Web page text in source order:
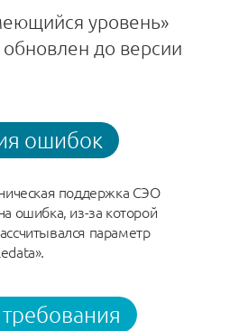
уровень»
до версии
ошибок
поддержка СЭО
ошибка, из-за которой
параметр